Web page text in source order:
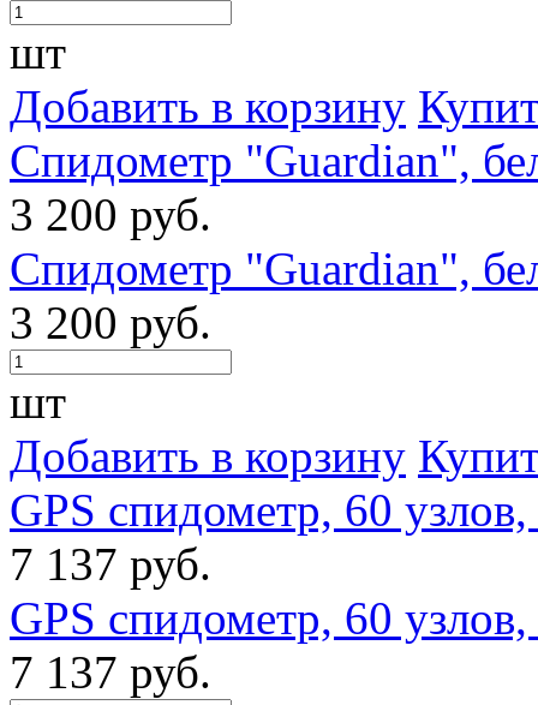
шт
Добавить в корзину
Спидометр "Guardian",
3 200 руб.
Спидометр "Guardian",
3 200 руб.
шт
Добавить в корзину
GPS спидометр, 60
7 137 руб.
GPS спидометр, 60
7 137 руб.